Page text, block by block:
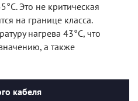
Это не критическая
на границе класса.
нагрева 43°С, что
а также
кабеля